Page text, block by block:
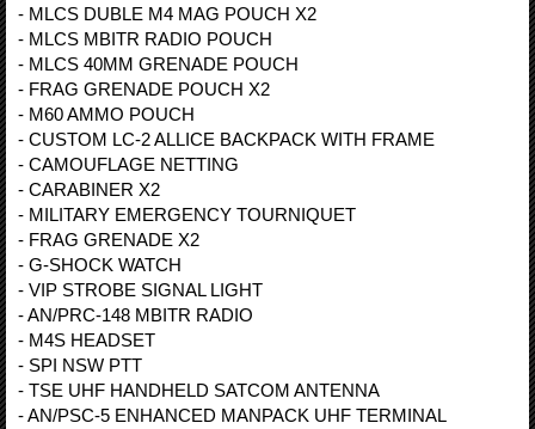
- MLCS DUBLE M4 MAG POUCH X2
- MLCS MBITR RADIO POUCH
- MLCS 40MM GRENADE POUCH
- FRAG GRENADE POUCH X2
- M60 AMMO POUCH
- CUSTOM LC-2 ALLICE BACKPACK WITH FRAME
- CAMOUFLAGE NETTING
- CARABINER X2
- MILITARY EMERGENCY TOURNIQUET
- FRAG GRENADE X2
- G-SHOCK WATCH
- VIP STROBE SIGNAL LIGHT
- AN/PRC-148 MBITR RADIO
- M4S HEADSET
- SPI NSW PTT
- TSE UHF HANDHELD SATCOM ANTENNA
- AN/PSC-5 ENHANCED MANPACK UHF TERMINAL